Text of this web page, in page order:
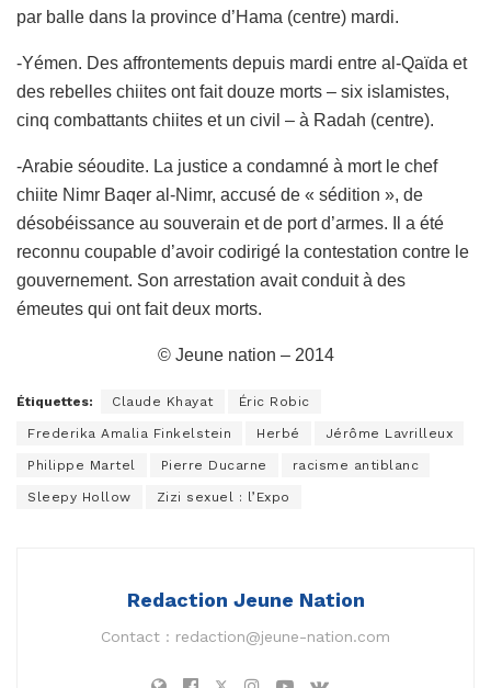
par balle dans la province d’Hama (centre) mardi.
-Yémen. Des affrontements depuis mardi entre al-Qaïda et
des rebelles chiites ont fait douze morts – six islamistes,
cinq combattants chiites et un civil – à Radah (centre).
-Arabie séoudite. La justice a condamné à mort le chef
chiite Nimr Baqer al-Nimr, accusé de « sédition », de
désobéissance au souverain et de port d’armes. Il a été
reconnu coupable d’avoir codirigé la contestation contre le
gouvernement. Son arrestation avait conduit à des
émeutes qui ont fait deux morts.
© Jeune nation – 2014
Étiquettes: Claude Khayat Éric Robic
Frederika Amalia Finkelstein Herbé Jérôme Lavrilleux
Philippe Martel Pierre Ducarne racisme antiblanc
Sleepy Hollow Zizi sexuel : l’Expo
Redaction Jeune Nation
Contact : redaction@jeune-nation.com